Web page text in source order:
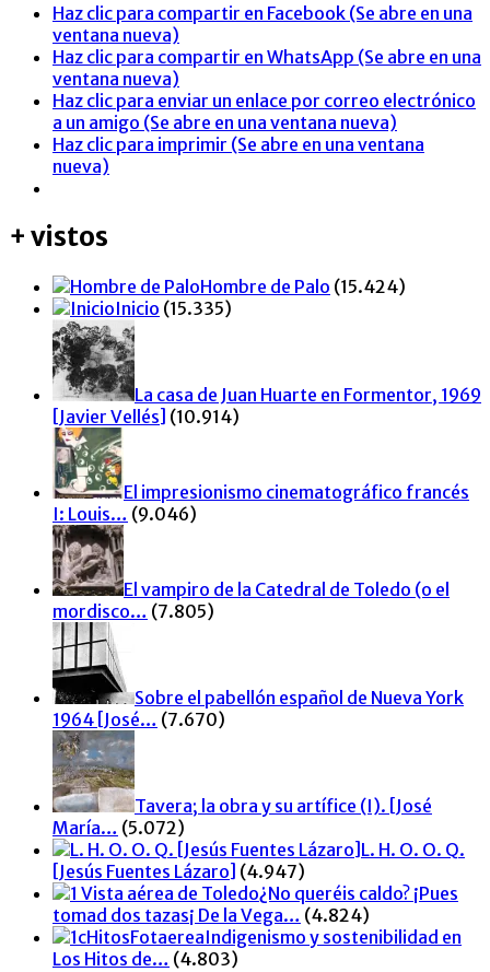
Haz clic para compartir en Facebook (Se abre en una
ventana nueva)
Haz clic para compartir en WhatsApp (Se abre en una
ventana nueva)
Haz clic para enviar un enlace por correo electrónico
a un amigo (Se abre en una ventana nueva)
Haz clic para imprimir (Se abre en una ventana
nueva)
+ vistos
Hombre de Palo (15.424)
Inicio (15.335)
La casa de Juan Huarte en Formentor, 1969
[Javier Vellés] (10.914)
El impresionismo cinematográfico francés
I: Louis… (9.046)
El vampiro de la Catedral de Toledo (o el
mordisco… (7.805)
Sobre el pabellón español de Nueva York
1964 [José… (7.670)
Tavera; la obra y su artífice (I). [José
María… (5.072)
L. H. O. O. Q.
[Jesús Fuentes Lázaro] (4.947)
¿No queréis caldo? ¡Pues
tomad dos tazas¡ De la Vega… (4.824)
Indigenismo y sostenibilidad en
Los Hitos de… (4.803)